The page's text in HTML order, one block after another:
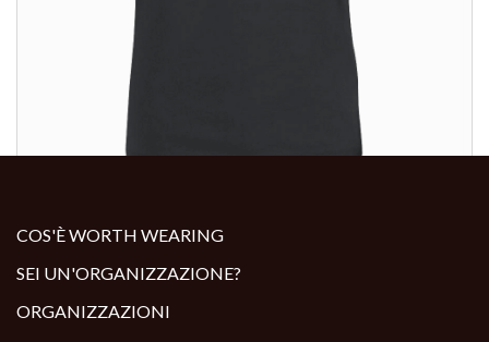
COS'È WORTH WEARING
SEI UN'ORGANIZZAZIONE?
ORGANIZZAZIONI